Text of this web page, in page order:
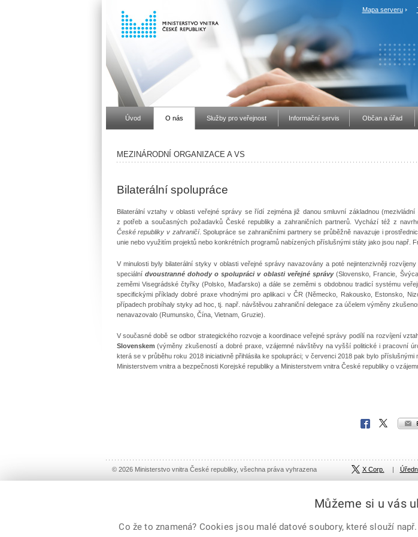
Mapa serveru
Úvod O nás Služby pro veřejnost Informační servis Občan a úřad
MEZINÁRODNÍ ORGANIZACE A VS
Bilaterální spolupráce
Bilaterální vztahy v oblasti veřejné správy se řídí zejména již danou smluvní základnou
z potřeb a současných požadavků České republiky a zahraničních partnerů. Vychází též z
České republiky v zahraničí. Spolupráce se zahraničními partnery se průběžně navazuje i
unie nebo využitím projektů nebo konkrétních programů nabízených příslušnými státy jako jsou např.
V minulosti byly bilaterální styky v oblasti veřejné správy navazovány a poté nejintenzivněji
speciální dvoustranné dohody o spolupráci v oblasti veřejné správy(Slovensko, Francie,
zeměmi Visegrádské čtyřky (Polsko, Maďarsko) a dále se zeměmi s obdobnou tradicí systému
specifickými příklady dobré praxe vhodnými pro aplikaci v ČR (Německo, Rakousko, Estonsko,
případech probíhaly styky ad hoc, tj. např. návštěvou zahraniční delegace za účelem výměny
nenavazovalo (Rumunsko, Čína, Vietnam, Gruzie).
V současné době se odbor strategického rozvoje a koordinace veřejné správy podílí na rozvíjení
Slovenskem (výměny zkušeností a dobré praxe, vzájemné návštěvy na vyšší politické i pracovní
která se v průběhu roku 2018 iniciativně přihlásila ke spolupráci; v červenci 2018 pak bylo příslušnými
Ministerstvem vnitra a bezpečnosti Korejské republiky a Ministerstvem vnitra České republiky o
X
Facebook
© 2026 Ministerstvo vnitra České republiky, všechna práva vyhrazena X Corp. |
Můžeme si u vás
Co že to znamená? Cookies jsou malé datové soubory, které slouží